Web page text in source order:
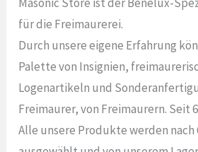
für die Freimaurerei.
Durch unsere eigene Erfahrung
Palette von Insignien,
Logenartikeln und
Freimaurer, von Freimaurern. Seit
Alle unsere Produkte werden